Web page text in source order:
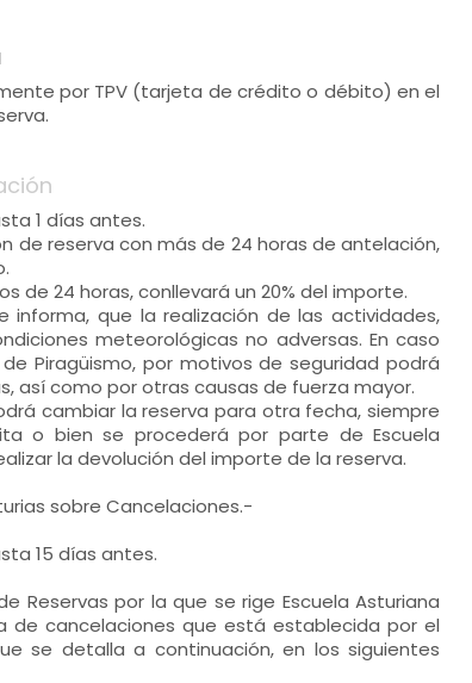
por TPV (tarjeta de crédito o débito) en el
1 días antes.
de reserva con más de 24 horas de antelación,
de 24 horas, conllevará un 20% del importe.
informa, que la realización de las actividades,
meteorológicas no adversas. En caso
Piragüismo, por motivos de seguridad podrá
así como por otras causas de fuerza mayor.
cambiar la reserva para otra fecha, siempre
o bien se procederá por parte de Escuela
la devolución del importe de la reserva.
sobre Cancelaciones.-
15 días antes.
Reservas por la que se rige Escuela Asturiana
de cancelaciones que está establecida por el
se detalla a continuación, en los siguientes